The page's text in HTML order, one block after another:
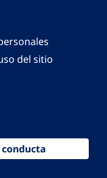
del sitio